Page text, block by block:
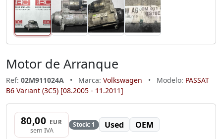
Motor de Arranque
Ref: 02M911024A • Marca: Volkswagen • Modelo: PASSAT
B6 Variant (3C5) [08.2005 - 11.2011]
80,00 EUR
sem IVA
Stock: 1 Used OEM